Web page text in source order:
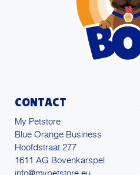
CONTACT
My Petstore
Blue Orange Business
Hoofdstraat 277
1611 AG Bovenkarspel
info@mypetstore.eu